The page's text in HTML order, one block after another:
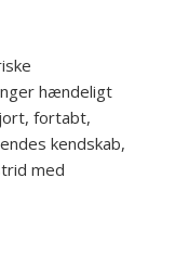
hændeligt
fortabt,
kendskab,
med